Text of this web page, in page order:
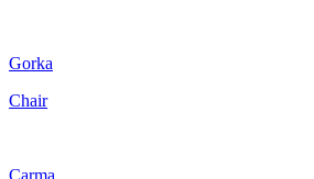
Gorka
Chair
Carma